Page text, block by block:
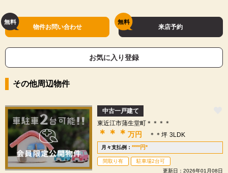
物件お問い合わせ 来店予約
お気に入り登録
その他周辺物件
中古一戸建て
東近江市蒲生堂町＊＊＊＊
＊＊＊万円 ＊＊坪 3LDK
月々支払例：****円*
間取り有
駐車場2台可
更新日：2026年01月08日